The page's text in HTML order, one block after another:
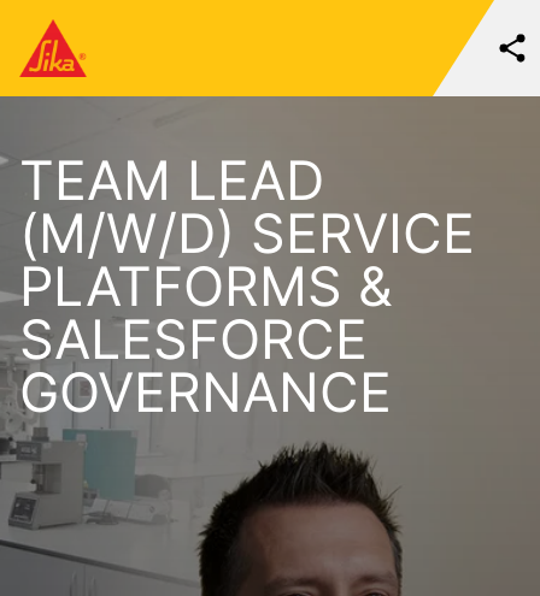
TEAM LEAD
(M/W/D) SERVICE
PLATFORMS &
SALESFORCE
GOVERNANCE